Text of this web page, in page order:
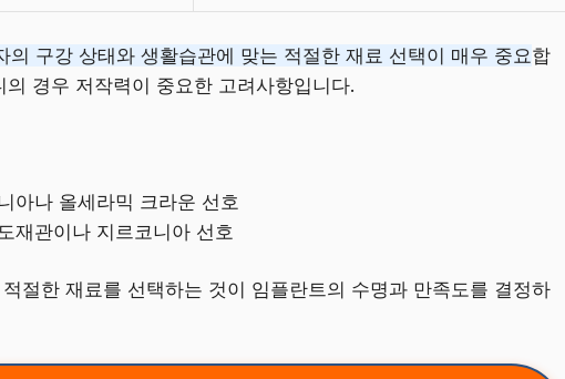
구강 상태와 생활습관에 맞는 적절한 재료 선택이 매우 중요합
경우 저작력이 중요한 고려사항입니다.
아나 올세라믹 크라운 선호
재관이나 지르코니아 선호
절한 재료를 선택하는 것이 임플란트의 수명과 만족도를 결정하